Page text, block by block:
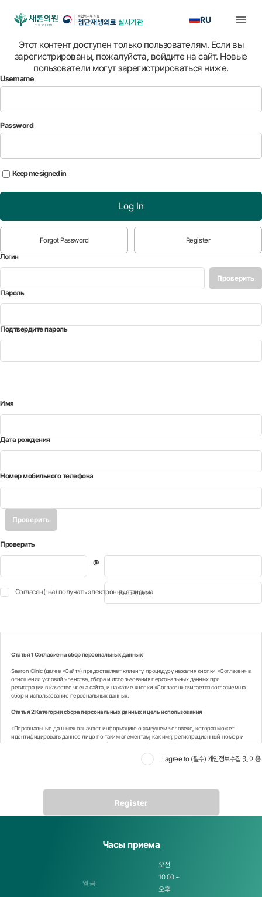
RU
Этот контент доступен только пользователям. Если вы
зарегистрированы, пожалуйста, войдите на сайт. Новые
пользователи могут зарегистрироваться ниже.
Username
Password
Keep me signed in
Log In
Forgot Password
Register
Логин*
Проверить
Пароль*
Подтвердите пароль*
Имя
Дата рождения
Номер мобильного телефона
Проверить
доступность
값받기
*Проверить
Согласен(-на) получать электронные письма
Статья 1 Согласие на сбор персональных данных
Saeron Clinic (далее «Сайт») предоставляет клиенту процедуру нажатия кнопки «Согласен» в
отношении условий членства, сбора и использования персональных данных при
регистрации в качестве члена сайта, и нажатие кнопки «Согласен» считается согласием на
сбор и использование персональных данных.
Статья 2 Категории сбора персональных данных и цель использования
«Персональные данные» означают информацию о живущем человеке, которая может
идентифицировать данное лицо по таким элементам, как имя, регистрационный номер и
т.д., включенным в эту информацию (включая то, что можно легко идентифицировать в
сочетании с другой информацией, даже если сама по себе эта информация не может
- Цель использования: Консультация при использовании услуг
Статья 3 Сбор персональных данных с помощью файлов cookie
I agree to (필수) 개인정보수집 및 이용.
Часы приема
월·금
오전
10:00 ~
오후